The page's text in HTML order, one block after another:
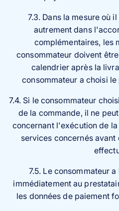
7.3. Dans la mesure où
autrement dans
complémentaires, les
consommateur doivent
calendrier après la
consommateur a choisi
7.4. Si le consommateur
de la commande, il ne
concernant l'exécution de
services concernés
7.5. Le consommateur
immédiatement au
les données de paiement